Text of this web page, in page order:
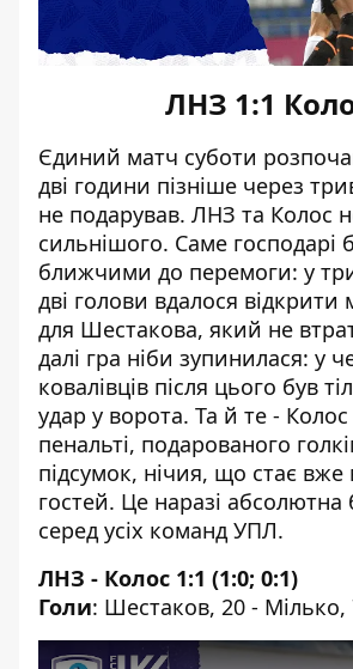
ЛНЗ 1:1
Єдиний матч суботи
дві години пізніше через
не подарував. ЛНЗ та Колос
сильнішого. Саме господарі
ближчими до перемоги: у
дві голови вдалося відкрити
для Шестакова, який не
далі гра ніби зупинилася: у
ковалівців після цього був
удар у ворота. Та й те -
пенальті, подарованого
підсумок, нічия, що стає
гостей. Це наразі абсолютна
серед усіх команд УПЛ.
ЛНЗ - Колос 1:1 (1:0; 0:1)
Голи: Шестаков, 20 - Мілько,